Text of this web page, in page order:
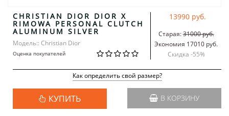
CHRISTIAN DIOR DIOR X
RIMOWA PERSONAL CLUTCH
ALUMINUM SILVER
Модель:: Christian Dior
Оценка покупателей
13990 руб.
Старая:31000 руб.
Экономия 17010 руб.
Скидка -55%
Как определить свой размер?
КУПИТЬ В КОРЗИНУ